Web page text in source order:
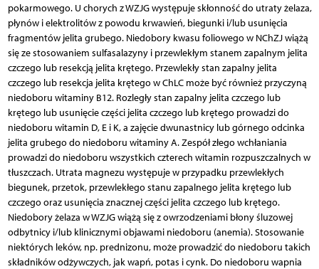
pokarmowego. U chorych z WZJG występuje skłonność do utraty żelaza,
płynów i elektrolitów z powodu krwawień, biegunki i/lub usunięcia
fragmentów jelita grubego. Niedobory kwasu fo­liowego w NChZJ wiążą
się ze stosowaniem sulfasalazyny i przewlekłym stanem zapalnym jelita
czczego lub resekcją jelita krętego. Przewlekły stan zapalny jelita
czczego lub resekcja jelita krętego w ChLC może być również przyczyną
niedoboru witaminy B12. Rozległy stan zapalny jelita czczego lub
krętego lub usunięcie części jelita czczego lub krętego prowadzi do
niedoboru witamin D, E i K, a zajęcie dwunastnicy lub górnego odcinka
jelita grubego do niedoboru witaminy A. Zespół złego wchłaniania
prowadzi do niedoboru wszystkich czterech witamin rozpuszczalnych w
tłuszczach. Utrata magnezu występuje w przypadku przewlekłych
biegunek, przetok, przewlekłego stanu zapalnego jelita krętego lub
czczego oraz usunięcia znacznej części jelita czczego lub krętego.
Niedobory żelaza w WZJG wiążą się z owrzodzeniami błony śluzowej
odbytnicy i/lub klinicznymi objawami niedoboru (anemia). Stosowanie
niektórych leków, np. prednizonu, może prowadzić do niedoboru takich
składników odżywczych, jak wapń, potas i cynk. Do niedoboru wapnia